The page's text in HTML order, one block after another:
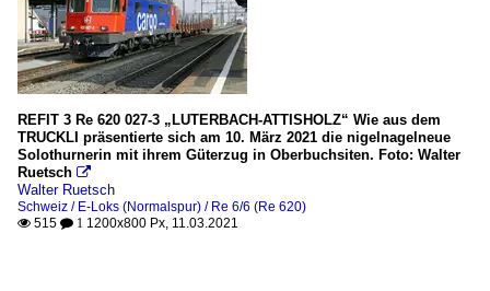
REFIT 3 Re 620 027-3 „LUTERBACH-ATTISHOLZ“ Wie aus dem
TRUCKLI präsentierte sich am 10. März 2021 die nigelnagelneue
Solothurnerin mit ihrem Güterzug in Oberbuchsiten. Foto: Walter
Ruetsch 
Walter Ruetsch
Schweiz / E-Loks (Normalspur) / Re 6/6 (Re 620)
 515  1 1200x800 Px, 11.03.2021